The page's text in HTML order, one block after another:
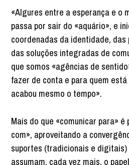
«Algures entre a esperança e o
passa por sair do «aquário», e
coordenadas da identidade,
das soluções integradas de
que somos «agências de
fazer de conta e para quem
acabou mesmo o tempo».
Mais do que «comunicar para»
com», aproveitando a
suportes (tradicionais e
assumam, cada vez mais, o